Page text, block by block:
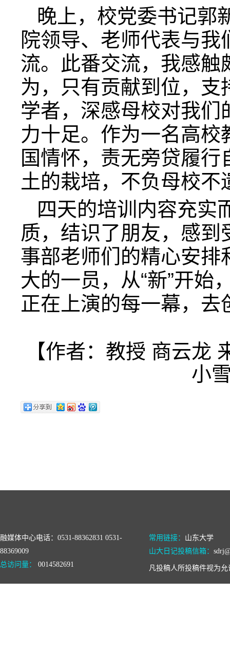
晚上，校党委书记郭
院领导、老师代表与
流。此番交流，我感触
为，只有贡献到位，
学者，深感母校对我
力十足。作为一名高
国情怀，责无旁贷履
土的栽培，不负母校不
四天的培训内容充实
质，结识了朋友，感
事部老师们的精心安排
大的一员，从“新”开始
正在上演的每一幕，
【作者：教授 商云龙
小
融媒体中心电话：0531-88362831 0531-
88369009
常用链接： 山东大学
山大日记投稿信箱：
总访问量：
0014582691 凡投稿人所投稿件视为